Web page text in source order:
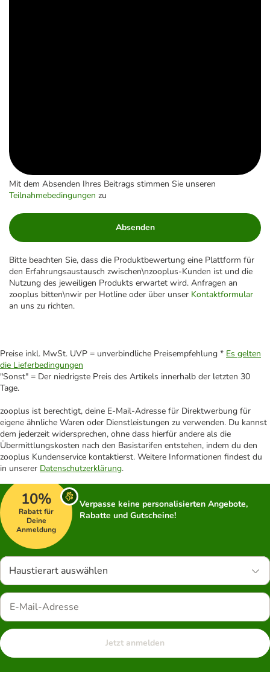
Mit dem Absenden Ihres Beitrags stimmen Sie unseren
Teilnahmebedingungen zu
Absenden
Bitte beachten Sie, dass die Produktbewertung eine Plattform für
den Erfahrungsaustausch zwischen\nzooplus-Kunden ist und die
Nutzung des jeweiligen Produkts erwartet wird. Anfragen an
zooplus bitten\nwir per Hotline oder über unser Kontaktformular
an uns zu richten.
Preise inkl. MwSt. UVP = unverbindliche Preisempfehlung * Es gelten
die Lieferbedingungen
"Sonst" = Der niedrigste Preis des Artikels innerhalb der letzten 30
Tage.
zooplus ist berechtigt, deine E-Mail-Adresse für Direktwerbung für
eigene ähnliche Waren oder Dienstleistungen zu verwenden. Du kannst
dem jederzeit widersprechen, ohne dass hierfür andere als die
Übermittlungskosten nach den Basistarifen entstehen, indem du den
zooplus Kundenservice kontaktierst. Weitere Informationen findest du
in unserer Datenschutzerklärung.
10%
Rabatt für
Deine
Anmeldung
Verpasse keine personalisierten Angebote,
Rabatte und Gutscheine!
Haustierart auswählen
Jetzt anmelden